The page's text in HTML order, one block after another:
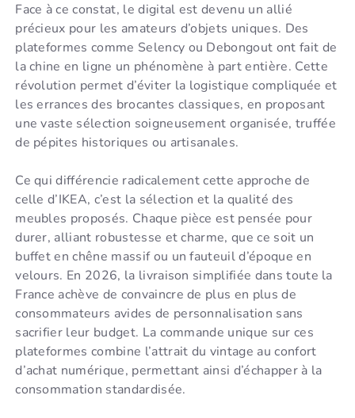
Face à ce constat, le digital est devenu un allié
précieux pour les amateurs d’objets uniques. Des
plateformes comme Selency ou Debongout ont fait de
la chine en ligne un phénomène à part entière. Cette
révolution permet d’éviter la logistique compliquée et
les errances des brocantes classiques, en proposant
une vaste sélection soigneusement organisée, truffée
de pépites historiques ou artisanales.
Ce qui différencie radicalement cette approche de
celle d’IKEA, c’est la sélection et la qualité des
meubles proposés. Chaque pièce est pensée pour
durer, alliant robustesse et charme, que ce soit un
buffet en chêne massif ou un fauteuil d’époque en
velours. En 2026, la livraison simplifiée dans toute la
France achève de convaincre de plus en plus de
consommateurs avides de personnalisation sans
sacrifier leur budget. La commande unique sur ces
plateformes combine l’attrait du vintage au confort
d’achat numérique, permettant ainsi d’échapper à la
consommation standardisée.